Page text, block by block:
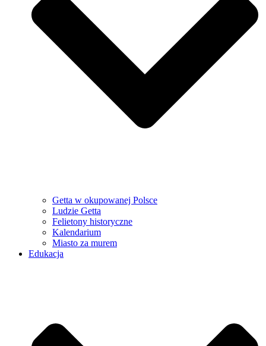
Getta w okupowanej Polsce
Ludzie Getta
Felietony historyczne
Kalendarium
Miasto za murem
Edukacja